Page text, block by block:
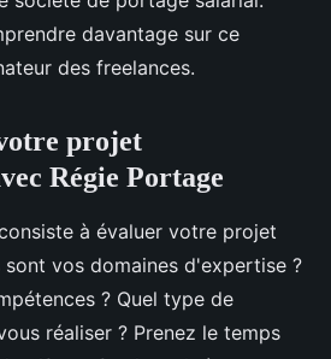
davantage sur ce
des freelances.
projet
Régie Portage
à évaluer votre projet
sont vos domaines d'expertise ?
? Quel type de
réaliser ? Prenez le temps